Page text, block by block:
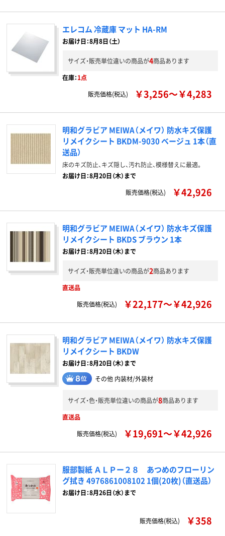
エレコム 冷蔵庫 マット HA-RM
お届け日：8月8日（土）
サイズ・販売単位違いの商品が4商品あります
在庫：1点
販売価格(税込)
￥3,256～￥4,283
明和グラビア MEIWA（メイワ） 防水キズ保護
リメイクシート BKDM-9030 ベージュ 1本（直
送品）
床のキズ防止、キズ隠し、汚れ防止、模様替えに最適。
お届け日：8月20日（木）まで
販売価格(税込)
￥42,926
明和グラビア MEIWA（メイワ） 防水キズ保護
リメイクシート BKDS ブラウン 1本
お届け日：8月20日（木）まで
サイズ・販売単位違いの商品が2商品あります
直送品
販売価格(税込)
￥22,177～￥42,926
明和グラビア MEIWA（メイワ） 防水キズ保護
リメイクシート BKDW
お届け日：8月20日（木）まで
その他 内装材/外装材
サイズ・色・販売単位違いの商品が8商品あります
直送品
販売価格(税込)
￥19,691～￥42,926
服部製紙 ＡＬＰー２８ あつめのフローリン
グ拭き 4976861008102 1個(20枚)（直送品）
お届け日：8月26日（水）まで
販売価格(税込) ￥358